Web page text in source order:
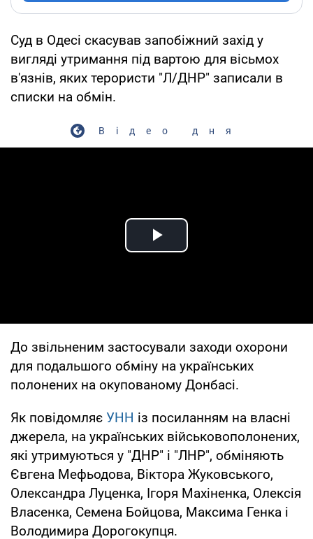
Суд в Одесі скасував запобіжний захід у
вигляді утримання під вартою для вісьмох
в'язнів, яких терористи "Л/ДНР" записали в
списки на обмін.
Відео дня
Play Video
До звільненим застосували заходи охорони
для подальшого обміну на українських
полонених на окупованому Донбасі.
Як повідомляє УНН із посиланням на власні
джерела, на українських військовополонених,
які утримуються у "ДНР" і "ЛНР", обміняють
Євгена Мефьодова, Віктора Жуковського,
Олександра Луценка, Ігоря Махіненка, Олексія
Власенка, Семена Бойцова, Максима Генка і
Володимира Дорогокупця.